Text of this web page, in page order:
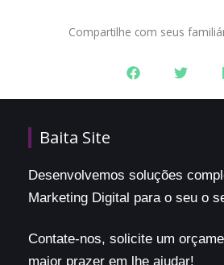
Compartilhe com seus
Baita Site
Desenvolvemos soluções
Marketing Digital para o seu o
Contate-nos, solicite um
maior prazer em lhe ajudar!